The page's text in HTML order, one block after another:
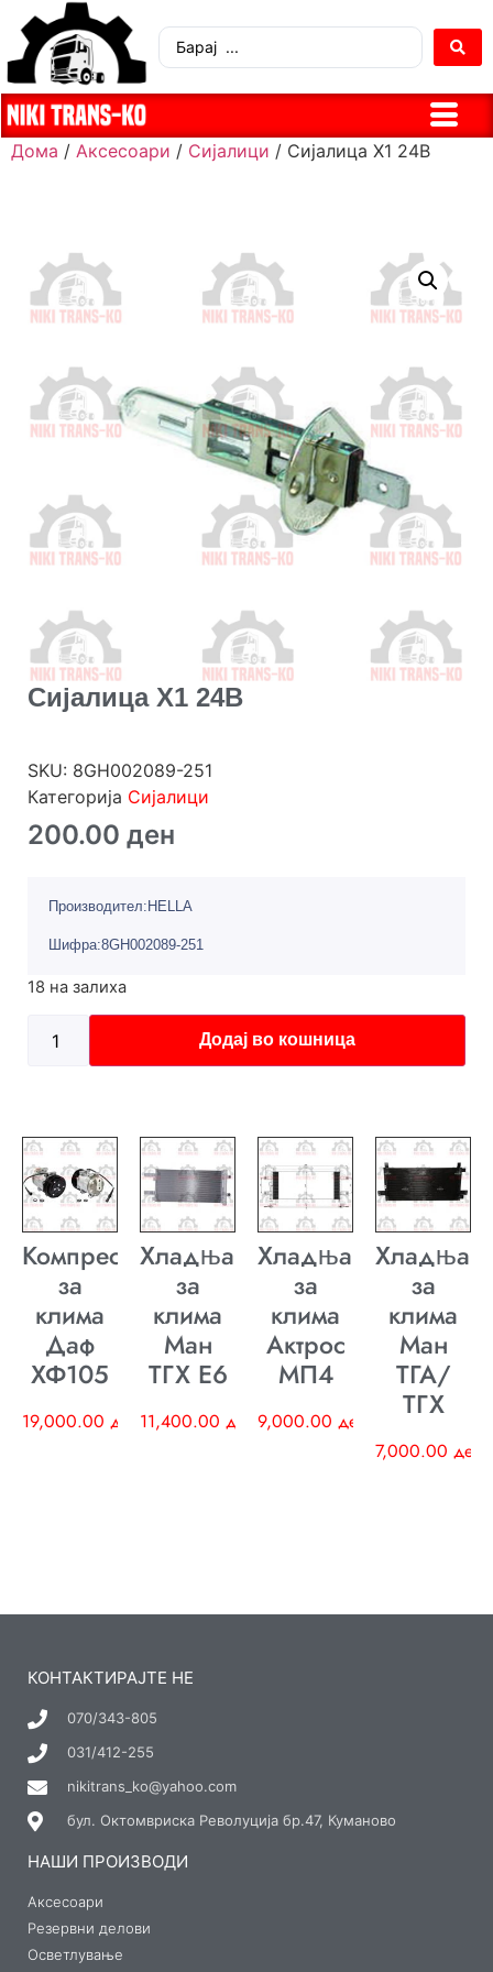
Дома / Аксесоари / Сијалици / Сијалица Х1 24В
Сијалица Х1 24В
SKU: 8GH002089-251
Категорија Сијалици
200.00 ден
Производител:HELLA
Шифра:8GH002089-251
18 на залиха
Додај во кошница
Компресор
за
клима
Даф
ХФ105
19,000.00 ден
Хладњак
за
клима
Ман
ТГХ E6
11,400.00 ден
Хладњак
за
клима
Актрос
МП4
9,000.00 ден
Хладњак
за
клима
Ман
ТГА/
ТГХ
7,000.00 ден
КОНТАКТИРАЈТЕ НЕ
070/343-805
031/412-255
nikitrans_ko@yahoo.com
бул. Октомвриска Револуција бр.47, Куманово
НАШИ ПРОИЗВОДИ
Аксесоари
Резервни делови
Осветлување